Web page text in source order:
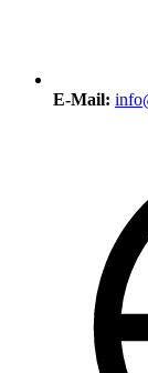
E-Mail: